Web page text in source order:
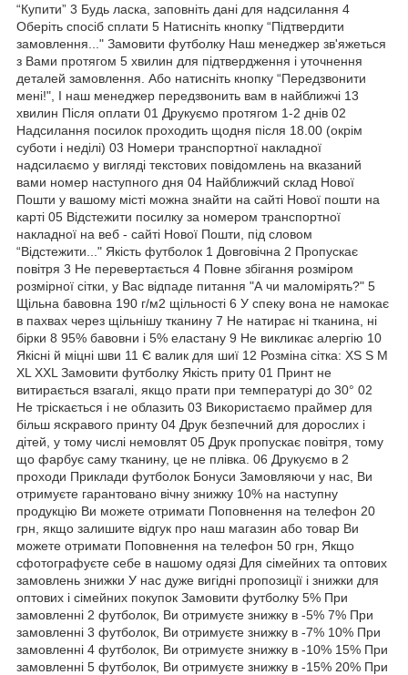
“Купити” 3 Будь ласка, заповніть дані для надсилання 4
Оберіть спосіб сплати 5 Натисніть кнопку “Підтвердити
замовлення..." Замовити футболку Наш менеджер зв'яжеться
з Вами протягом 5 хвилин для підтвердження і уточнення
деталей замовлення. Або натисніть кнопку “Передзвонити
мені!", І наш менеджер передзвонить вам в найближчі 13
хвилин Після оплати 01 Друкуємо протягом 1-2 днів 02
Надсилання посилок проходить щодня після 18.00 (окрім
суботи і неділі) 03 Номери транспортної накладної
надсилаємо у вигляді текстових повідомлень на вказаний
вами номер наступного дня 04 Найближчий склад Нової
Пошти у вашому місті можна знайти на сайті Нової пошти на
карті 05 Відстежити посилку за номером транспортної
накладної на веб - сайті Нової Пошти, під словом
“Відстежити..." Якість футболок 1 Довговічна 2 Пропускає
повітря 3 Не перевертається 4 Повне збігання розміром
розмірної сітки, у Вас відпаде питання "А чи маломірять?" 5
Щільна бавовна 190 г/м2 щільності 6 У спеку вона не намокає
в пахвах через щільнішу тканину 7 Не натирає ні тканина, ні
бірки 8 95% бавовни і 5% еластану 9 Не викликає алергію 10
Якісні й міцні шви 11 Є валик для шиї 12 Розміна сітка: XS S M
XL XXL Замовити футболку Якість приту 01 Принт не
витирається взагалі, якщо прати при температурі до 30° 02
Не тріскається і не облазить 03 Використаємо праймер для
більш яскравого принту 04 Друк безпечний для дорослих і
дітей, у тому числі немовлят 05 Друк пропускає повітря, тому
що фарбує саму тканину, це не плівка. 06 Друкуємо в 2
проходи Приклади футболок Бонуси Замовляючи у нас, Ви
отримуєте гарантовано вічну знижку 10% на наступну
продукцію Ви можете отримати Поповнення на телефон 20
грн, якщо залишите відгук про наш магазин або товар Ви
можете отримати Поповнення на телефон 50 грн, Якщо
сфотографуєте себе в нашому одязі Для сімейних та оптових
замовлень знижки У нас дуже вигідні пропозиції і знижки для
оптових і сімейних покупок Замовити футболку 5% При
замовленні 2 футболок, Ви отримуєте знижку в -5% 7% При
замовленні 3 футболок, Ви отримуєте знижку в -7% 10% При
замовленні 4 футболок, Ви отримуєте знижку в -10% 15% При
замовленні 5 футболок, Ви отримуєте знижку в -15% 20% При